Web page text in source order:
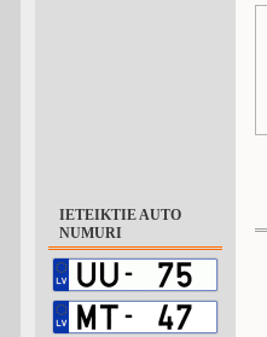
IETEIKTIE AUTO
NUMURI